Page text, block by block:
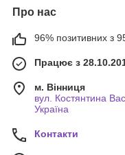
Про нас
96% позитивних з 95
Працює з
м. Вінниця
вул. Костянтина
Україна
Контакти